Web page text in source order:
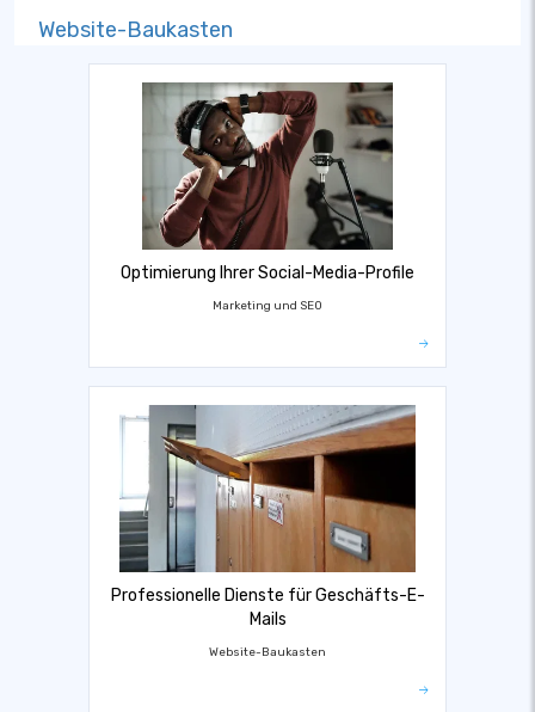
Website-Baukasten
Optimierung Ihrer Social-Media-Profile
Marketing und SEO
Professionelle Dienste für Geschäfts-E-
Mails
Website-Baukasten